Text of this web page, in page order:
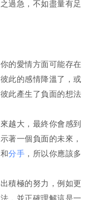
過急，不如盡量有足
的愛情方面可能存在
此的感情降溫了，或
此產生了負面的想法
越大，最終你會感到
著一個負面的未來，
分手 ，所以你應該多
積極的努力，例如更